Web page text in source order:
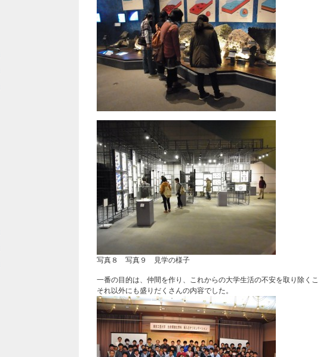
写真８ 写真９ 見学の様子
一番の目的は、仲間を作り、これからの大学生活の不安を取り除く
それ以外にも盛りだくさんの内容でした。